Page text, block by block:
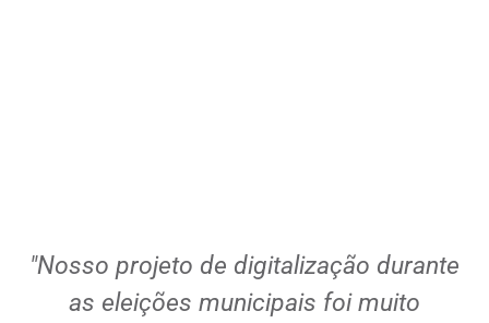
"Nosso projeto de digitalização durante
as eleições municipais foi muito